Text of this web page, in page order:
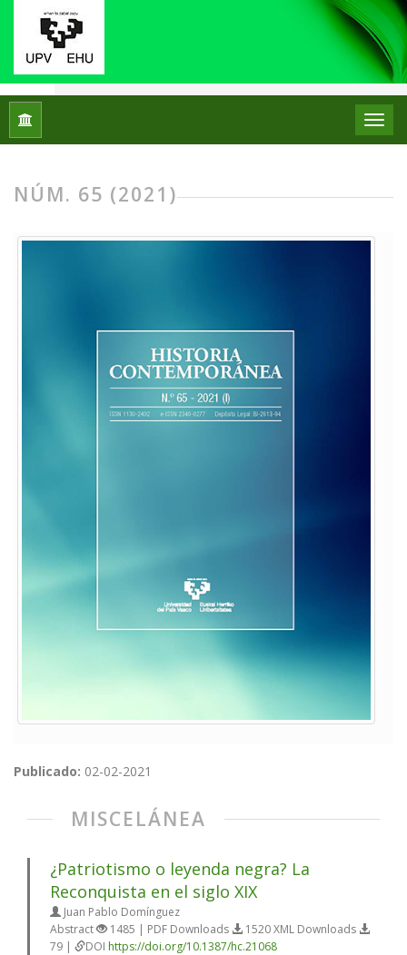
Inicio
NÚM. 65 (2021)
Publicado: 02-02-2021
MISCELÁNEA
¿Patriotismo o leyenda negra? La
Reconquista en el siglo XIX
Juan Pablo Domínguez
Abstract
1485 | PDF Downloads
1520 XML Downloads
79 |
DOI https://doi.org/10.1387/hc.21068